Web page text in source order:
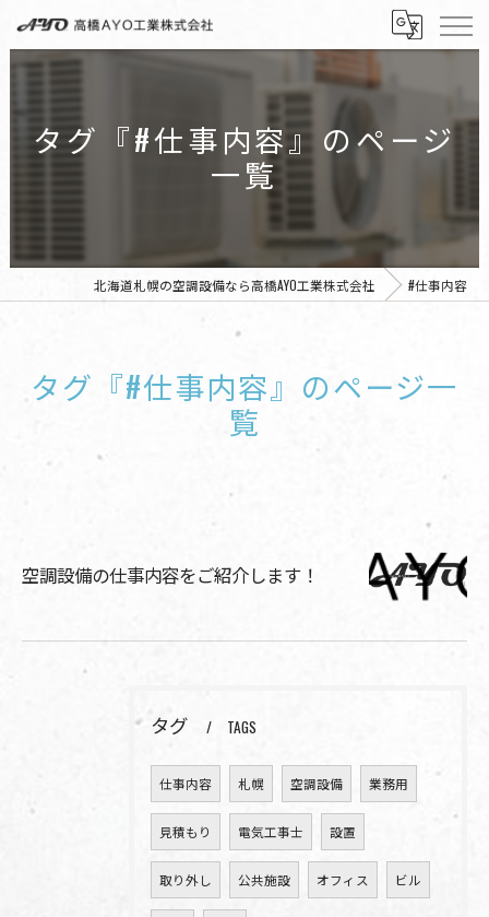
タグ『#仕事内容』のページ
一覧
北海道札幌の空調設備なら高橋AYO工業株式会社 #仕事内容
タグ『#仕事内容』のページ一
覧
空調設備の仕事内容をご紹介します！
タグ TAGS
仕事内容 札幌 空調設備 業務用
見積もり 電気工事士 設置
取り外し 公共施設 オフィス ビル